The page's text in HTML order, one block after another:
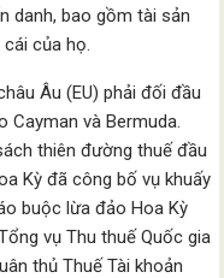
danh, bao gồm tài sản
của họ.
Âu (EU) phải đối đầu
Cayman và Bermuda.
thiên đường thuế đầu
Kỳ đã công bố vụ khuấy
buộc lừa đảo Hoa Kỳ
vụ Thu thuế Quốc gia
thủ Thuế Tài khoản